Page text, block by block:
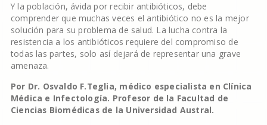
Y la población, ávida por recibir antibióticos, debe
comprender que muchas veces el antibiótico no es la mejor
solución para su problema de salud. La lucha contra la
resistencia a los antibióticos requiere del compromiso de
todas las partes, solo así dejará de representar una grave
amenaza.
Por Dr. Osvaldo F.Teglia, médico especialista en Clínica
Médica e Infectología. Profesor de la Facultad de
Ciencias Biomédicas de la Universidad Austral.